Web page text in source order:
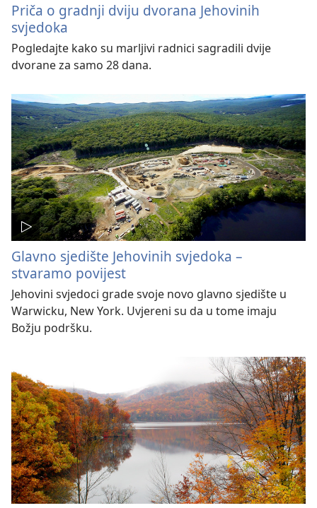
Priča o gradnji dviju dvorana Jehovinih
svjedoka
Pogledajte kako su marljivi radnici sagradili dvije
dvorane za samo 28 dana.
Glavno sjedište Jehovinih svjedoka –
stvaramo povijest
Jehovini svjedoci grade svoje novo glavno sjedište u
Warwicku, New York. Uvjereni su da u tome imaju
Božju podršku.